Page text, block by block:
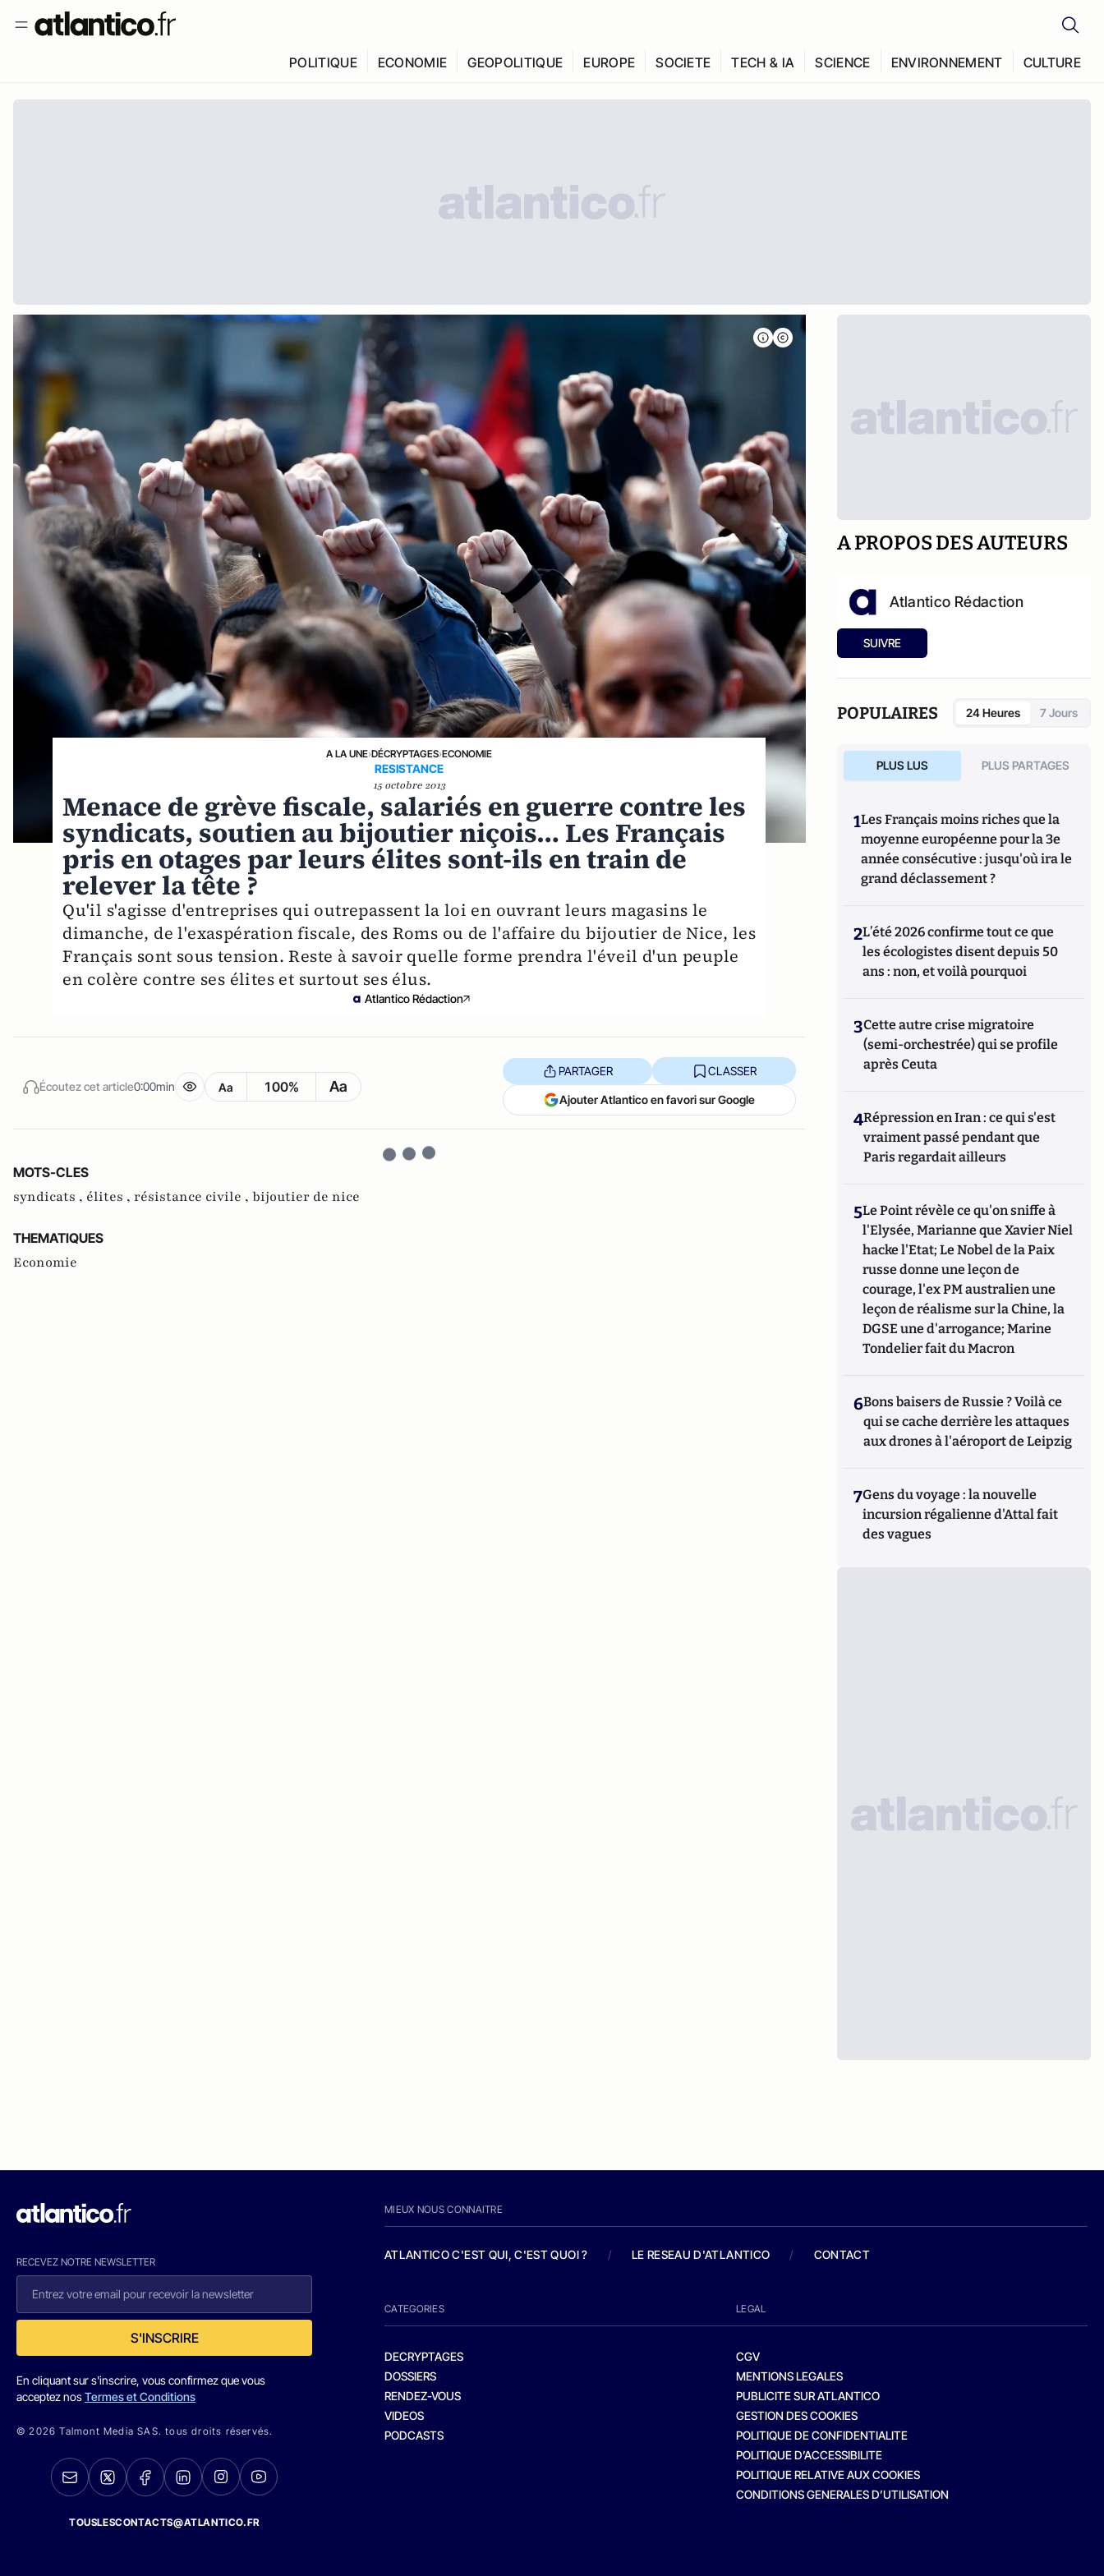
POLITIQUE ECONOMIE GEOPOLITIQUE EUROPE SOCIETE TECH & IA SCIENCE ENVIRONNEMENT CULTURE
A LA UNE›DÉCRYPTAGES›ECONOMIE
RESISTANCE
15 octobre 2013
Menace de grève fiscale, salariés en guerre contre les
syndicats, soutien au bijoutier niçois… Les Français
pris en otages par leurs élites sont-ils en train de
relever la tête ?
Qu'il s'agisse d'entreprises qui outrepassent la loi en ouvrant leurs magasins le
dimanche, de l'exaspération fiscale, des Roms ou de l'affaire du bijoutier de Nice, les
Français sont sous tension. Reste à savoir quelle forme prendra l'éveil d'un peuple
en colère contre ses élites et surtout ses élus.
Atlantico Rédaction
Écoutez cet article0:00min Aa 100% Aa
PARTAGER CLASSER
Ajouter Atlantico en favori sur Google
MOTS-CLES
syndicats , élites , résistance civile , bijoutier de nice
THEMATIQUES
Economie
A PROPOS DES AUTEURS
Atlantico Rédaction
SUIVRE
POPULAIRES 24 Heures 7 Jours
PLUS LUS PLUS PARTAGES
1Les Français moins riches que la
moyenne européenne pour la 3e
année consécutive : jusqu'où ira le
grand déclassement ?
2L’été 2026 confirme tout ce que
les écologistes disent depuis 50
ans : non, et voilà pourquoi
3Cette autre crise migratoire
(semi-orchestrée) qui se profile
après Ceuta
4Répression en Iran : ce qui s'est
vraiment passé pendant que
Paris regardait ailleurs
5Le Point révèle ce qu'on sniffe à
l'Elysée, Marianne que Xavier Niel
hacke l'Etat; Le Nobel de la Paix
russe donne une leçon de
courage, l'ex PM australien une
leçon de réalisme sur la Chine, la
DGSE une d'arrogance; Marine
Tondelier fait du Macron
6Bons baisers de Russie ? Voilà ce
qui se cache derrière les attaques
aux drones à l'aéroport de Leipzig
7Gens du voyage : la nouvelle
incursion régalienne d'Attal fait
des vagues
RECEVEZ NOTRE NEWSLETTER
S'INSCRIRE
En cliquant sur s'inscrire, vous confirmez que vous
acceptez nosTermes et Conditions
© 2026 Talmont Media SAS. tous droits réservés.
TOUSLESCONTACTS@ATLANTICO.FR
MIEUX NOUS CONNAITRE
ATLANTICO C'EST QUI, C'EST QUOI ? / LE RESEAU D'ATLANTICO / CONTACT
CATEGORIES
DECRYPTAGES
DOSSIERS
RENDEZ-VOUS
VIDEOS
PODCASTS
LEGAL
CGV
MENTIONS LEGALES
PUBLICITE SUR ATLANTICO
GESTION DES COOKIES
POLITIQUE DE CONFIDENTIALITE
POLITIQUE D’ACCESSIBILITE
POLITIQUE RELATIVE AUX COOKIES
CONDITIONS GENERALES D’UTILISATION